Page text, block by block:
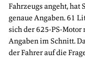
Fahrzeugs angeht, hat
genaue Angaben. 61
sich der 625-PS-Motor
Angaben im Schnitt.
der Fahrer auf die